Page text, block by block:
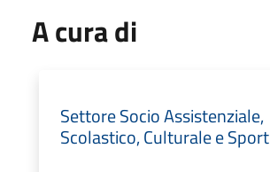
A cura di
Settore Socio Assistenziale,
Scolastico, Culturale e Sport